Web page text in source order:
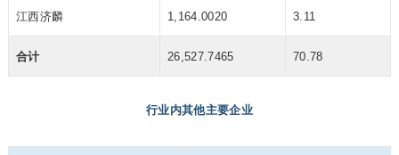
江西济麟 1,164.0020 3.11
合计 26,527.7465 70.78
行业内其他主要企业